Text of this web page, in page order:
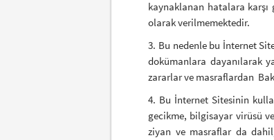
kaynaklanan hatalara
olarak verilmemektedir.
3. Bu nedenle bu İnternet
dokümanlara dayanılarak
zararlar ve masraflardan
4. Bu İnternet Sitesinin
gecikme, bilgisayar virüsü
ziyan ve masraflar da